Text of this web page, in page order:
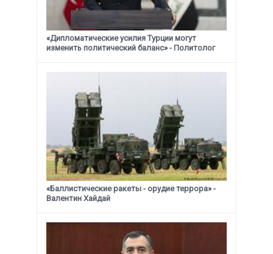
«Дипломатические усилия Турции могут
изменить политический баланс» - Политолог
«Баллистические ракеты - орудие террора» -
Валентин Хайдай